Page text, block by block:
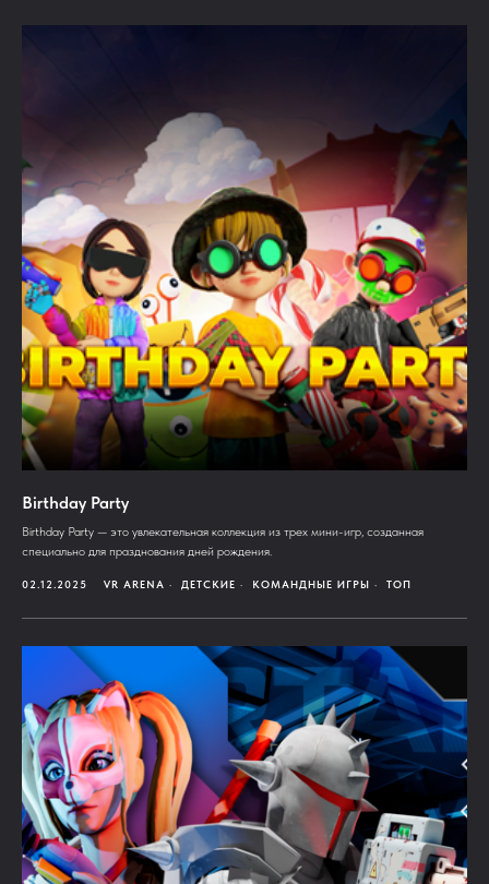
Birthday Party
Birthday Party — это увлекательная коллекция из трех мини-игр, созданная
специально для празднования дней рождения.
02.12.2025 VR ARENA ДЕТСКИЕ КОМАНДНЫЕ ИГРЫ ТОП